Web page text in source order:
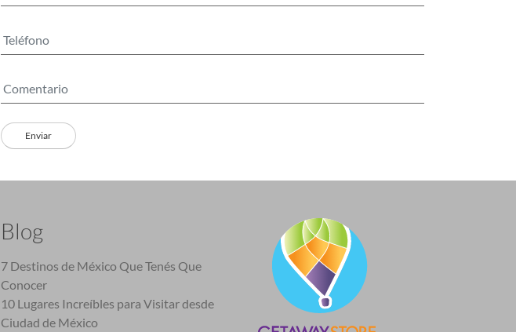
Blog
7 Destinos de México Que Tenés Que
Conocer
10 Lugares Increíbles para Visitar desde
Ciudad de México